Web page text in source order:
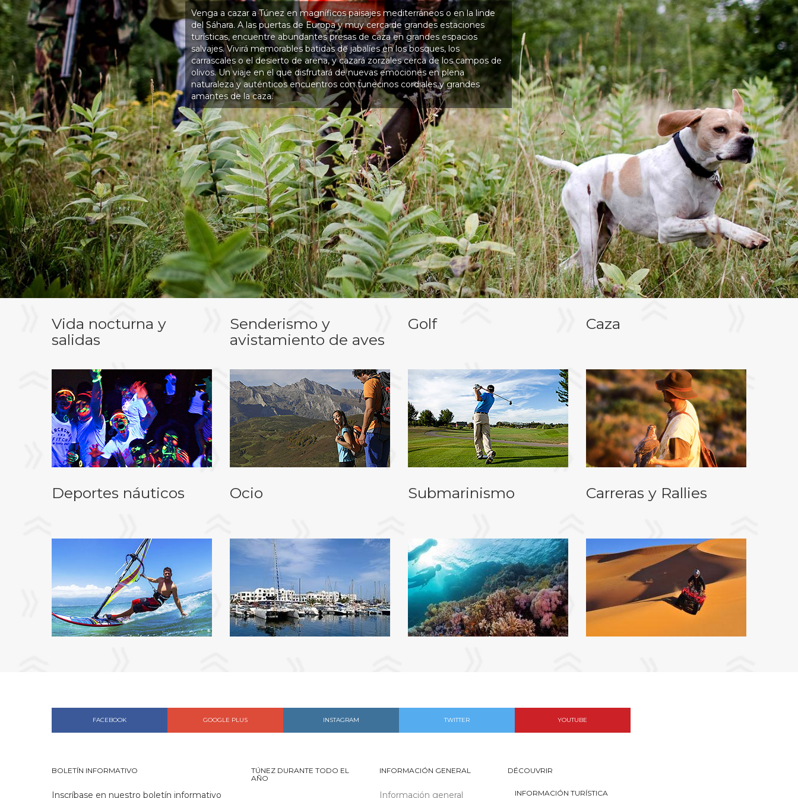
Venga a cazar a Túnez en magníficos paisajes mediterráneos o en la linde
del Sáhara. A las puertas de Europa y muy cerca de grandes estaciones
turísticas, encuentre abundantes presas de caza en grandes espacios
salvajes. Vivirá memorables batidas de jabalíes en los bosques, los
carrascales o el desierto de arena, y cazará zorzales cerca de los campos de
olivos. Un viaje en el que disfrutará de nuevas emociones en plena
naturaleza y auténticos encuentros con tunecinos cordiales y grandes
amantes de la caza.
Vida nocturna y
salidas
Senderismo y
avistamiento de aves
Golf Caza
Deportes náuticos Ocio Submarinismo Carreras y Rallies
FACEBOOK GOOGLE PLUS INSTAGRAM TWITTER YOUTUBE
BOLETÍN INFORMATIVO
Inscríbase en nuestro boletín informativo
TÚNEZ DURANTE TODO EL
AÑO
INFORMACIÓN GENERAL
Información general
DÉCOUVRIR
INFORMACIÓN TURÍSTICA